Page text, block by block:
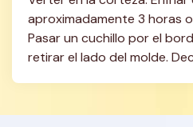
aproximadamente 3 horas
Pasar un cuchillo por el
retirar el lado del molde.